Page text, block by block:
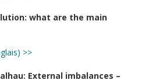
what are the main
>>
External imbalances –